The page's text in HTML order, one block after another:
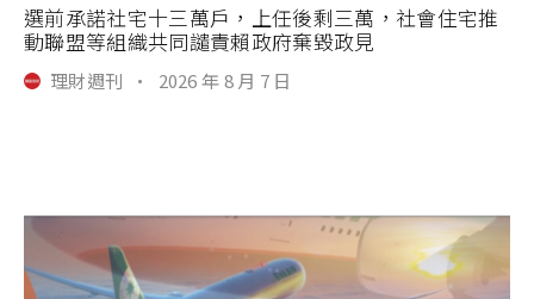
選前承諾社宅十三萬戶，上任後剩三萬，社會住宅推
動聯盟等組織共同譴責賴政府棄毀政見
理財週刊 · 2026 年 8 月 7 日